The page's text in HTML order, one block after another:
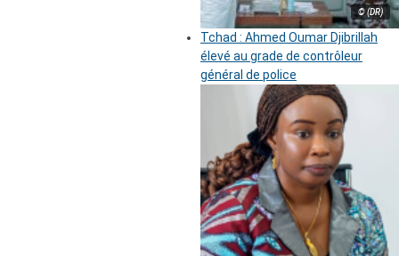
© (DR)
Tchad : Ahmed Oumar Djibrillah
élevé au grade de contrôleur
général de police